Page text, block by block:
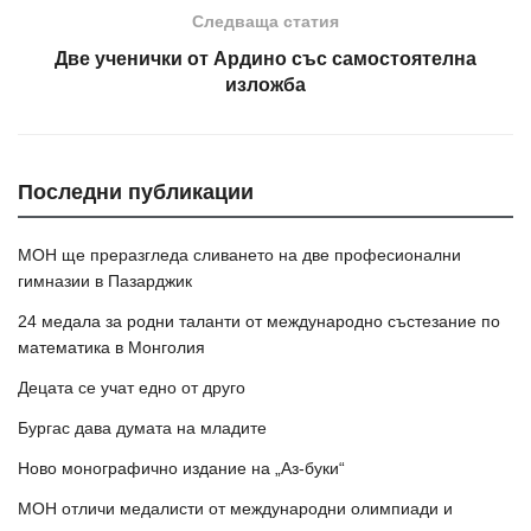
Следваща статия
Две ученички от Ардино със самостоятелна
изложба
Последни публикации
МОН ще преразгледа сливането на две професионални
гимназии в Пазарджик
24 медала за родни таланти от международно състезание по
математика в Монголия
Децата се учат едно от друго
Бургас дава думата на младите
Ново монографично издание на „Аз-буки“
МОН отличи медалисти от международни олимпиади и